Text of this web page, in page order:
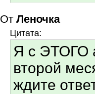
От Леночка
Цитата:
Я с ЭТОГО
второй
ждите